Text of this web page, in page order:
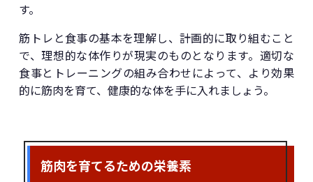
す。
筋トレと食事の基本を理解し、計画的に取り組むこと
で、理想的な体作りが現実のものとなります。適切な
食事とトレーニングの組み合わせによって、より効果
的に筋肉を育て、健康的な体を手に入れましょう。
筋肉を育てるための栄養素